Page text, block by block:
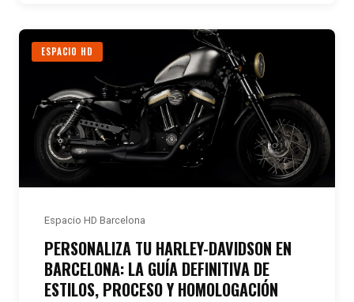
ESPACIO HD
Espacio HD Barcelona
PERSONALIZA TU HARLEY-DAVIDSON EN
BARCELONA: LA GUÍA DEFINITIVA DE
ESTILOS, PROCESO Y HOMOLOGACIÓN